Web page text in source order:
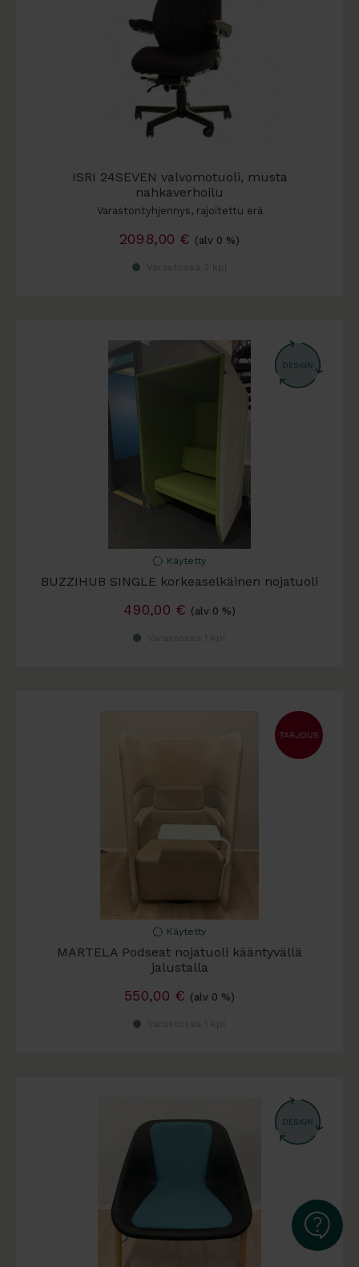
ISRI 24SEVEN valvomotuoli, musta
nahkaverhoilu
Varastontyhjennys, rajoitettu erä
2098,00 € (alv 0 %)
Käytetty
BUZZIHUB SINGLE korkeaselkäinen nojatuoli
490,00 € (alv 0 %)
Käytetty
MARTELA Podseat nojatuoli kääntyvällä
jalustalla
550,00 € (alv 0 %)